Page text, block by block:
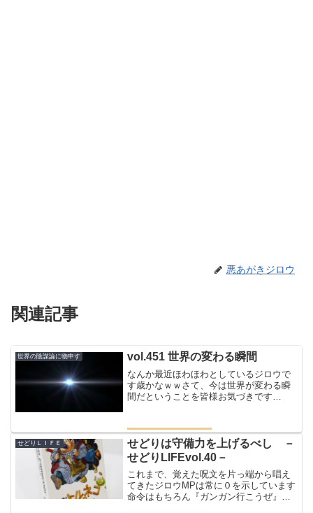
悪あがきジロウ
関連記事
世界の陰謀論に物申す vol.451 世界の変わる瞬間
なんか最近ほわほわとしているジロウで
す歳かなｗｗさて、今は世界が変わる瞬
間だということを皆様お気づきです
瞬間僕は仮想通貨信者ではありますが仮
想通貨の本格的上昇はまだまだ...
せどりＬＩＦＥ
せどりは守備力を上げるべし －
せどりLIFEvol.40－
これまで、覚えた呪文を片っ端から唱え
てきたジロウMPは常に０を示しています
命令はもちろん『ガンガン行こうぜ』ノ